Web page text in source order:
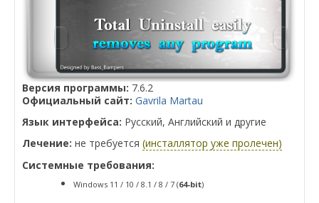
Версия программы: 7.6.2
Официальный сайт: Gavrila Martau
Язык интерфейса: Русский, Английский и другие
Лечение: не требуется (инсталлятор уже пролечен)
Системные требования:
Windows 11 / 10 / 8.1 / 8 / 7 (64-bit)